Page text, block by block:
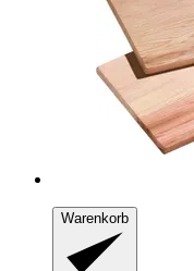
Warenkorb